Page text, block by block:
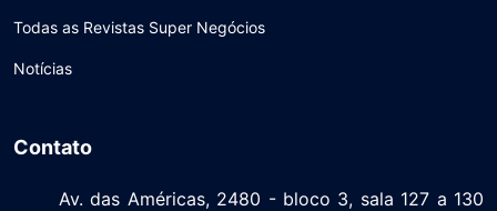
Todas as Revistas Super Negócios
Notícias
Contato
Av. das Américas, 2480 - bloco 3, sala 127 a 130